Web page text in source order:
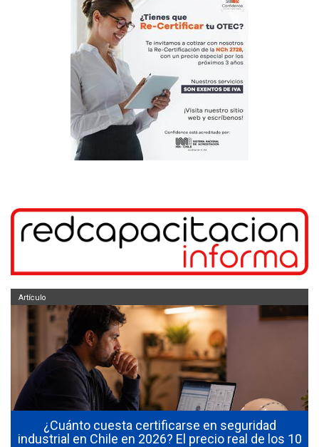
¿Cuánto cuesta certificarse en seguridad
industrial en Chile en 2026? El precio real de los 10
Artículo